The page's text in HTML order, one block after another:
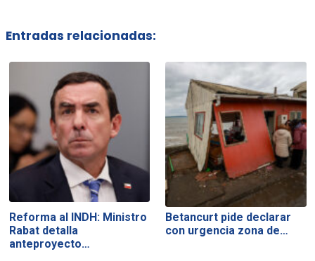
Entradas relacionadas:
Reforma al INDH: Ministro
Rabat detalla
anteproyecto…
Betancurt pide declarar
con urgencia zona de…